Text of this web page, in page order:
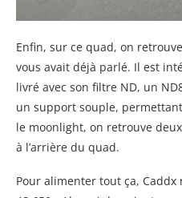
Enfin, sur ce quad, on
vous avait déjà parlé. Il est
livré avec son filtre ND, un
un support souple,
le moonlight, on retrouve
à l’arrière du quad.
Pour alimenter tout ça, Caddx